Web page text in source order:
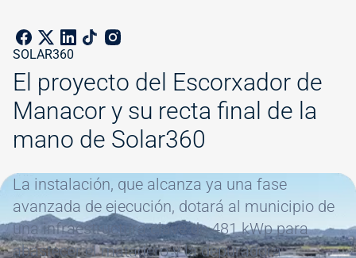
SOLAR360
El proyecto del Escorxador de
Manacor y su recta final de la
mano de Solar360
Image
La instalación, que alcanza ya una fase
avanzada de ejecución, dotará al municipio de
una infraestructura clave de 481 kWp para
abastecer el matadero y la depuradora